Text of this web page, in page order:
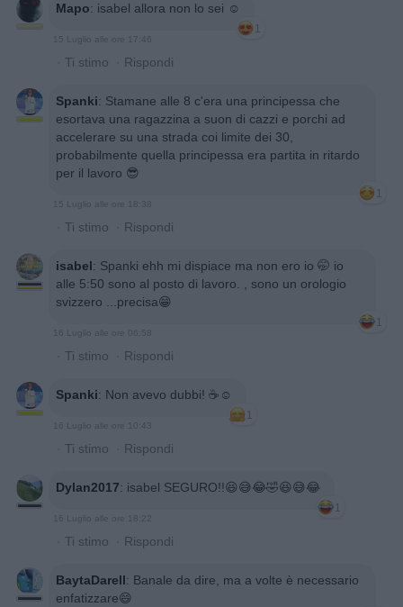
Mapo: isabel allora non lo sei ☺️
1
15 Luglio alle ore 17:46
· Ti stimo · Rispondi
Spanki: Stamane alle 8 c'era una principessa che
esortava una ragazzina a suon di cazzi e porchi ad
accelerare su una strada coi limite dei 30,
probabilmente quella principessa era partita in ritardo
per il lavoro 😎
1
· Ti stimo · Rispondi
isabel: Spanki ehh mi dispiace ma non ero io 🤭 io
alle 5:50 sono al posto di lavoro. , sono un orologio
svizzero ...precisa😁
1
· Ti stimo · Rispondi
Spanki: Non avevo dubbi! ☕☺️
1
· Ti stimo · Rispondi
Dylan2017: isabel SEGURO!!😆😅😂🤣😆😅😂
1
· Ti stimo · Rispondi
BaytaDarell: Banale da dire, ma a volte è necessario
enfatizzare😄